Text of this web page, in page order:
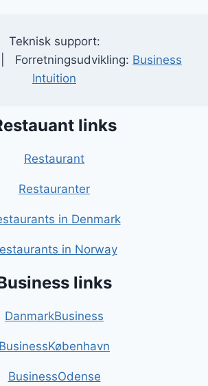
Teknisk support:
Forretningsudvikling: Business
Intuition
links
Restaurant
Restauranter
in Denmark
in Norway
links
DanmarkBusiness
BusinessKøbenhavn
BusinessOdense